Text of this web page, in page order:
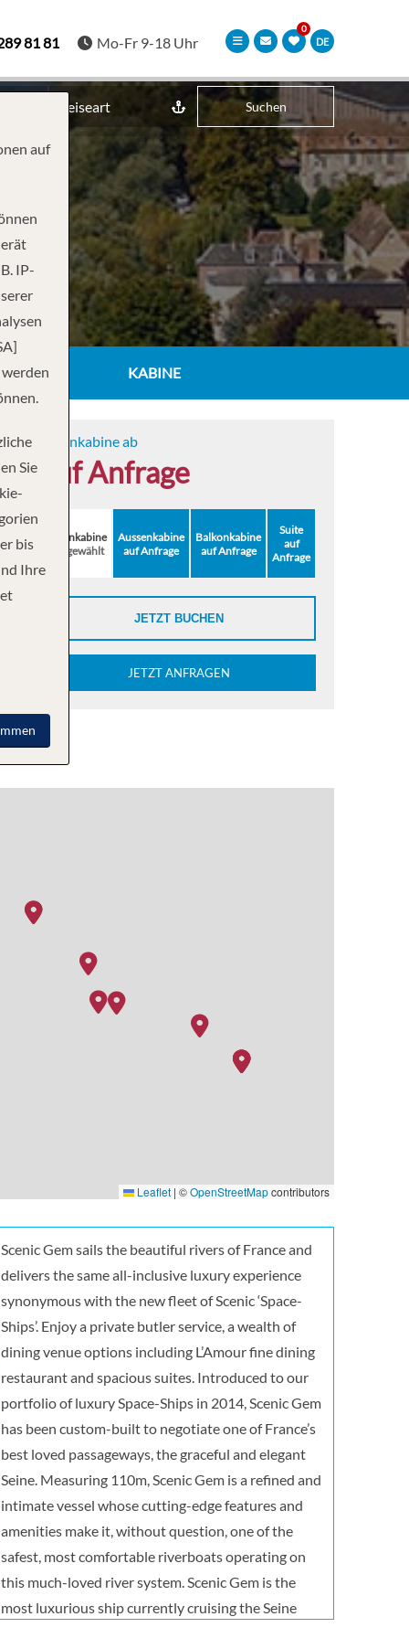
DE
81 81 Mo-Fr 9-18 Uhr
Reiseart Suchen
KABINE
Innenkabine ab
auf Anfrage
Innenkabine
ausgewählt
Aussenkabine
auf Anfrage
Balkonkabine
auf Anfrage
Suite
auf
Anfrage
JETZT BUCHEN
JETZT ANFRAGEN
Leaflet | ©OpenStreetMapcontributors
Scenic Gem sails the beautiful rivers of France and
delivers the same all-inclusive luxury experience
synonymous with the new fleet of Scenic ‘Space-
Ships’. Enjoy a private butler service, a wealth of
dining venue options including L’Amour fine dining
restaurant and spacious suites. Introduced to our
portfolio of luxury Space-Ships in 2014, Scenic Gem
has been custom-built to negotiate one of France’s
best loved passageways, the graceful and elegant
Seine. Measuring 110m, Scenic Gem is a refined and
intimate vessel whose cutting-edge features and
amenities make it, without question, one of the
safest, most comfortable riverboats operating on
this much-loved river system. Scenic Gem is the
most luxurious ship currently cruising the Seine
auf
IP-
Sie
bis
Ihre